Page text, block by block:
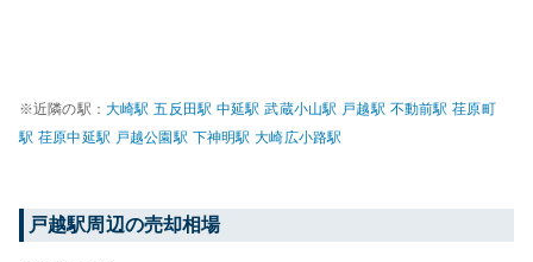
※近隣の駅： 大崎駅 五反田駅 中延駅 武蔵小山駅 戸越駅 不動前駅 荏原町
駅 荏原中延駅 戸越公園駅 下神明駅 大崎広小路駅
戸越駅周辺の売却相場